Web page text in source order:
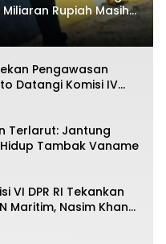
Rupiah Masih
Pengawasan
Datangi Komisi IV
Berpijak pada
Terlarut: Jantung
Tambak Vaname
VI DPR RI Tekankan
Maritim, Nasim Khan
Laut